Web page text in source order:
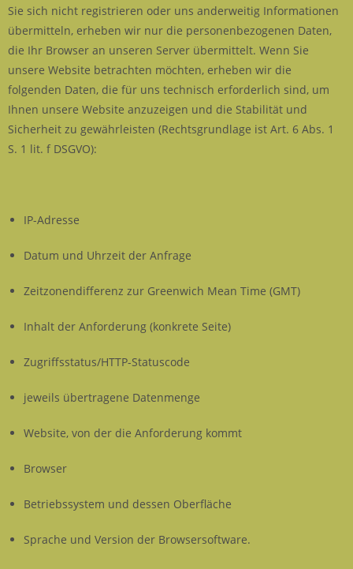
Sie sich nicht registrieren oder uns anderweitig Informationen
übermitteln, erheben wir nur die personenbezogenen Daten,
die Ihr Browser an unseren Server übermittelt. Wenn Sie
unsere Website betrachten möchten, erheben wir die
folgenden Daten, die für uns technisch erforderlich sind, um
Ihnen unsere Website anzuzeigen und die Stabilität und
Sicherheit zu gewährleisten (Rechtsgrundlage ist Art. 6 Abs. 1
S. 1 lit. f DSGVO):
IP-Adresse
Datum und Uhrzeit der Anfrage
Zeitzonendifferenz zur Greenwich Mean Time (GMT)
Inhalt der Anforderung (konkrete Seite)
Zugriffsstatus/HTTP-Statuscode
jeweils übertragene Datenmenge
Website, von der die Anforderung kommt
Browser
Betriebssystem und dessen Oberfläche
Sprache und Version der Browsersoftware.